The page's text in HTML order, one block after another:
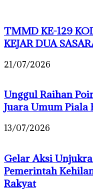
TMMD KE-129
KEJAR DUA
21/07/2026
Unggul Raihan
Juara Umum Piala
13/07/2026
Gelar Aksi
Pemerintah
Rakyat